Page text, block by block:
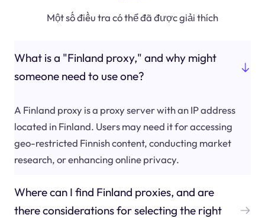
Một số điều tra có thể đã được giải thích
What is a "Finland proxy," and why might
someone need to use one?
A Finland proxy is a proxy server with an IP address
located in Finland. Users may need it for accessing
geo-restricted Finnish content, conducting market
research, or enhancing online privacy.
Where can I find Finland proxies, and are
there considerations for selecting the right